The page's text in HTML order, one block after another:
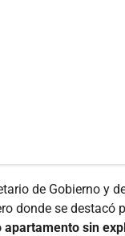
de Gobierno y
donde se destacó
apartamento sin